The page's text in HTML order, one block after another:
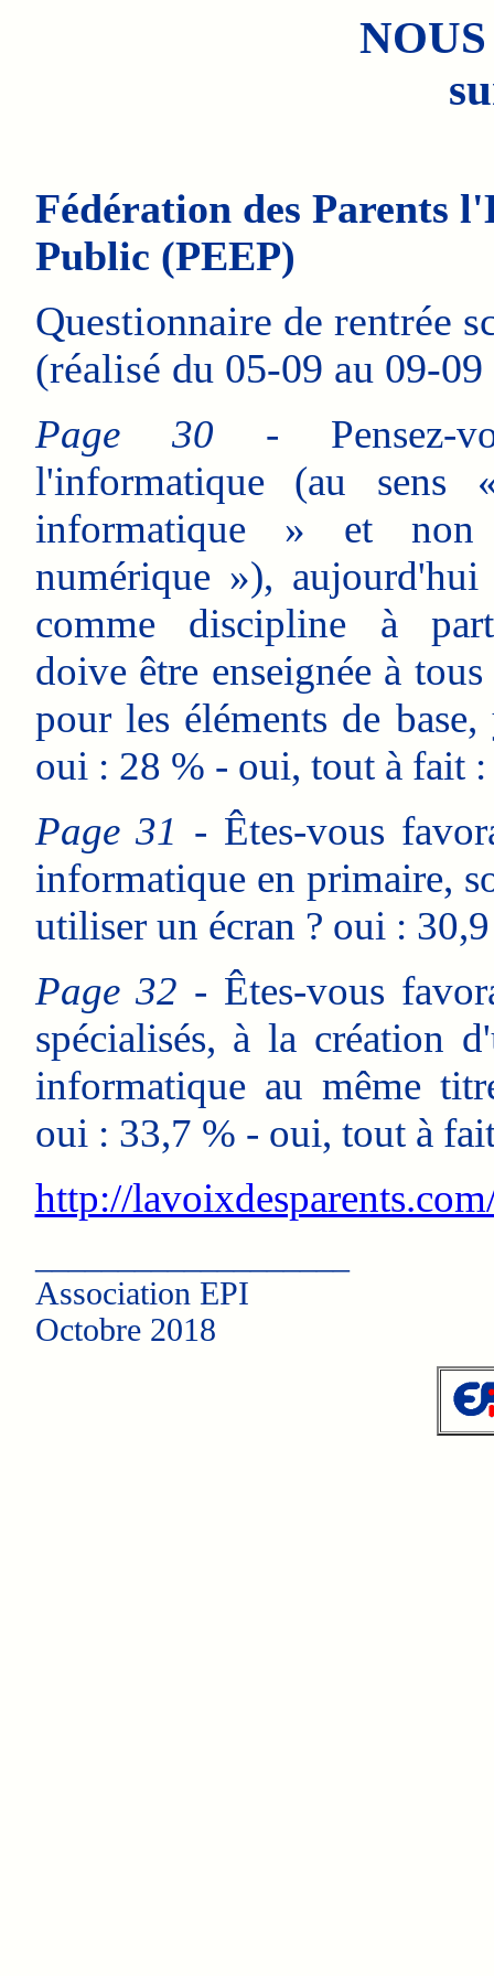
Fédération des Parents
Public (PEEP)
Questionnaire de rentrée
(réalisé du 05-09 au 09-
Page 30 - Pensez-
l'informatique (au sens
informatique » et
numérique »), aujourd'hui
comme discipline à
doive être enseignée à
pour les éléments de
oui : 28 % - oui, tout à fait
Page 31 - Êtes-vous
informatique en primaire,
utiliser un écran ? oui :
Page 32 - Êtes-vous
spécialisés, à la création
informatique au même
oui : 33,7 % - oui, tout à
http://
Association EPI
Octobre 2018